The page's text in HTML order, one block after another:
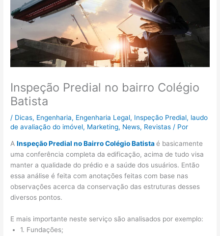
Inspeção Predial no bairro Colégio
Batista
/ Dicas, Engenharia, Engenharia Legal, Inspeção Predial, laudo
de avaliação do imóvel, Marketing, News, Revistas / Por
AInspeção Predial no Bairro Colégio Batistaé basicamente
uma conferência completa da edificação, acima de tudo visa
manter a qualidade do prédio e a saúde dos usuários. Então
essa análise é feita com anotações feitas com base nas
observações acerca da conservação das estruturas desses
diversos pontos.
E mais importante neste serviço são analisados por exemplo:
1. Fundações;